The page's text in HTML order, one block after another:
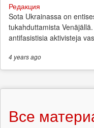
Редакция
Sota Ukrainassa on
tukahduttamista
antifasistisia aktivisteja
4 yearsago
Все